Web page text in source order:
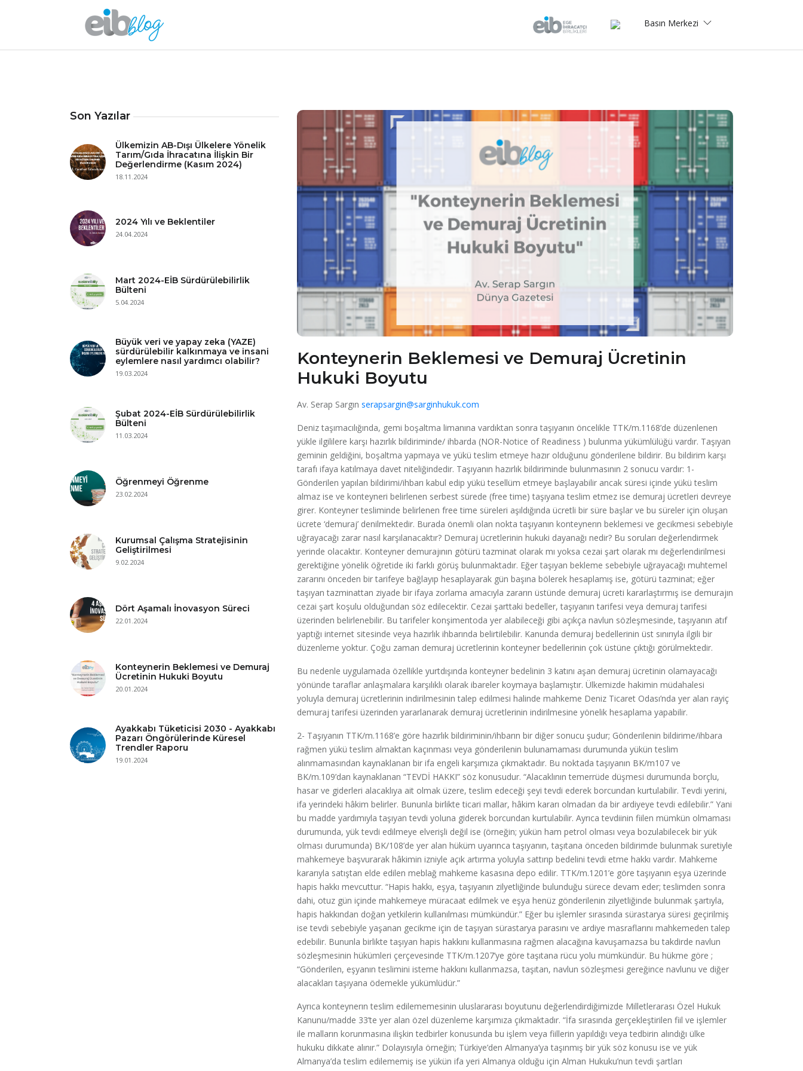
Basın Merkezi
Son Yazılar
Ülkemizin AB-Dışı Ülkelere Yönelik
Tarım/Gıda İhracatına İlişkin Bir
Değerlendirme (Kasım 2024)
18.11.2024
2024 Yılı ve Beklentiler
24.04.2024
Mart 2024-EİB Sürdürülebilirlik
Bülteni
5.04.2024
Büyük veri ve yapay zeka (YAZE)
sürdürülebilir kalkınmaya ve insani
eylemlere nasıl yardımcı olabilir?
19.03.2024
Şubat 2024-EİB Sürdürülebilirlik
Bülteni
11.03.2024
Öğrenmeyi Öğrenme
23.02.2024
Kurumsal Çalışma Stratejisinin
Geliştirilmesi
9.02.2024
Dört Aşamalı İnovasyon Süreci
22.01.2024
Konteynerin Beklemesi ve Demuraj
Ücretinin Hukuki Boyutu
20.01.2024
Ayakkabı Tüketicisi 2030 - Ayakkabı
Pazarı Öngörülerinde Küresel
Trendler Raporu
19.01.2024
Konteynerin Beklemesi ve Demuraj Ücretinin
Hukuki Boyutu
Av. Serap Sargın serapsargin@sarginhukuk.com
Deniz taşımacılığında, gemi boşaltma limanına vardıktan sonra taşıyanın öncelikle TTK/m.1168’de düzenlenen
yükle ilgililere karşı hazırlık bildiriminde/ ihbarda (NOR-Notice of Readiness ) bulunma yükümlülüğü vardır. Taşıyan
geminin geldiğini, boşaltma yapmaya ve yükü teslim etmeye hazır olduğunu gönderilene bildirir. Bu bildirim karşı
tarafı ifaya katılmaya davet niteliğindedir. Taşıyanın hazırlık bildiriminde bulunmasının 2 sonucu vardır: 1-
Gönderilen yapılan bildirimi/ihbarı kabul edip yükü tesellüm etmeye başlayabilir ancak süresi içinde yükü teslim
almaz ise ve konteyneri belirlenen serbest sürede (free time) taşıyana teslim etmez ise demuraj ücretleri devreye
girer. Konteyner tesliminde belirlenen free time süreleri aşıldığında ücretli bir süre başlar ve bu süreler için oluşan
ücrete ‘demuraj’ denilmektedir. Burada önemli olan nokta taşıyanın konteynerın beklemesi ve gecikmesi sebebiyle
uğrayacağı zarar nasıl karşılanacaktır? Demuraj ücretlerinin hukuki dayanağı nedir? Bu soruları değerlendirmek
yerinde olacaktır. Konteyner demurajının götürü tazminat olarak mı yoksa cezai şart olarak mı değerlendirilmesi
gerektiğine yönelik öğretide iki farklı görüş bulunmaktadır. Eğer taşıyan bekleme sebebiyle uğrayacağı muhtemel
zararını önceden bir tarifeye bağlayıp hesaplayarak gün başına bölerek hesaplamış ise, götürü tazminat; eğer
taşıyan tazminattan ziyade bir ifaya zorlama amacıyla zararın üstünde demuraj ücreti kararlaştırmış ise demurajın
cezai şart koşulu olduğundan söz edilecektir. Cezai şarttaki bedeller, taşıyanın tarifesi veya demuraj tarifesi
üzerinden belirlenebilir. Bu tarifeler konşimentoda yer alabileceği gibi açıkça navlun sözleşmesinde, taşıyanın atıf
yaptığı internet sitesinde veya hazırlık ihbarında belirtilebilir. Kanunda demuraj bedellerinin üst sınırıyla ilgili bir
düzenleme yoktur. Çoğu zaman demuraj ücretlerinin konteyner bedellerinin çok üstüne çıktığı görülmektedir.
Bu nedenle uygulamada özellikle yurtdışında konteyner bedelinin 3 katını aşan demuraj ücretinin olamayacağı
yönünde taraflar anlaşmalara karşılıklı olarak ibareler koymaya başlamıştır. Ülkemizde hakimin müdahalesi
yoluyla demuraj ücretlerinin indirilmesinin talep edilmesi halinde mahkeme Deniz Ticaret Odası’nda yer alan rayiç
demuraj tarifesi üzerinden yararlanarak demuraj ücretlerinin indirilmesine yönelik hesaplama yapabilir.
2- Taşıyanın TTK/m.1168’e göre hazırlık bildiriminin/ihbarın bir diğer sonucu şudur; Gönderilenin bildirime/ihbara
rağmen yükü teslim almaktan kaçınması veya gönderilenin bulunamaması durumunda yükün teslim
alınmamasından kaynaklanan bir ifa engeli karşımıza çıkmaktadır. Bu noktada taşıyanın BK/m107 ve
BK/m.109’dan kaynaklanan “TEVDİ HAKKI” söz konusudur. “Alacaklının temerrüde düşmesi durumunda borçlu,
hasar ve giderleri alacaklıya ait olmak üzere, teslim edeceği şeyi tevdi ederek borcundan kurtulabilir. Tevdi yerini,
ifa yerindeki hâkim belirler. Bununla birlikte ticari mallar, hâkim kararı olmadan da bir ardiyeye tevdi edilebilir.” Yani
bu madde yardımıyla taşıyan tevdi yoluna giderek borcundan kurtulabilir. Ayrıca tevdiinin fiilen mümkün olmaması
durumunda, yük tevdi edilmeye elverişli değil ise (örneğin; yükün ham petrol olması veya bozulabilecek bir yük
olması durumunda) BK/108’de yer alan hüküm uyarınca taşıyanın, taşıtana önceden bildirimde bulunmak suretiyle
mahkemeye başvurarak hâkimin izniyle açık artırma yoluyla sattırıp bedelini tevdi etme hakkı vardır. Mahkeme
kararıyla satıştan elde edilen meblağ mahkeme kasasına depo edilir. TTK/m.1201’e göre taşıyanın eşya üzerinde
hapis hakkı mevcuttur. “Hapis hakkı, eşya, taşıyanın zilyetliğinde bulunduğu sürece devam eder; teslimden sonra
dahi, otuz gün içinde mahkemeye müracaat edilmek ve eşya henüz gönderilenin zilyetliğinde bulunmak şartıyla,
hapis hakkından doğan yetkilerin kullanılması mümkündür.” Eğer bu işlemler sırasında sürastarya süresi geçirilmiş
ise tevdi sebebiyle yaşanan gecikme için de taşıyan sürastarya parasını ve ardiye masraflarını mahkemeden talep
edebilir. Bununla birlikte taşıyan hapis hakkını kullanmasına rağmen alacağına kavuşamazsa bu takdirde navlun
sözleşmesinin hükümleri çerçevesinde TTK/m.1207’ye göre taşıtana rücu yolu mümkündür. Bu hükme göre ;
“Gönderilen, eşyanın teslimini isteme hakkını kullanmazsa, taşıtan, navlun sözleşmesi gereğince navlunu ve diğer
alacakları taşıyana ödemekle yükümlüdür.”
Ayrıca konteynerın teslim edilememesinin uluslararası boyutunu değerlendirdiğimizde Milletlerarası Özel Hukuk
Kanunu/madde 33’te yer alan özel düzenleme karşımıza çıkmaktadır. “İfa sırasında gerçekleştirilen fiil ve işlemler
ile malların korunmasına ilişkin tedbirler konusunda bu işlem veya fiillerin yapıldığı veya tedbirin alındığı ülke
hukuku dikkate alınır.” Dolayısıyla örneğin; Türkiye’den Almanya’ya taşınmış bir yük söz konusu ise ve yük
Almanya’da teslim edilememiş ise yükün ifa yeri Almanya olduğu için Alman Hukuku’nun tevdi şartları